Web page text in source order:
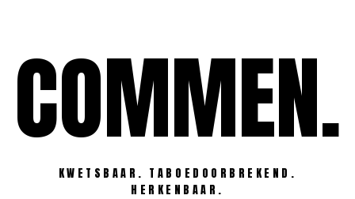
inhoudCOMMEN.
KWETSBAAR. TABOEDOORBREKEND.
HERKENBAAR.